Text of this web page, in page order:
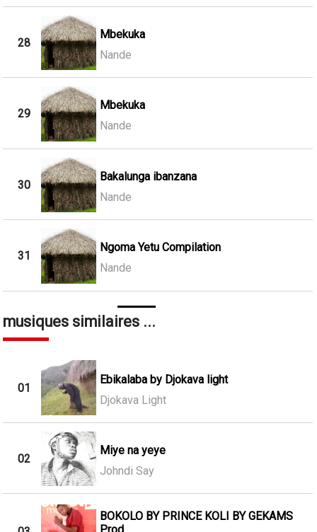
28
Mbekuka
Nande
29
Mbekuka
Nande
30
Bakalunga ibanzana
Nande
31
Ngoma Yetu Compilation
Nande
musiques similaires ...
01
Ebikalaba by Djokava light
Djokava Light
02
Miye na yeye
Johndi Say
BOKOLO BY PRINCE KOLI BY GEKAMS